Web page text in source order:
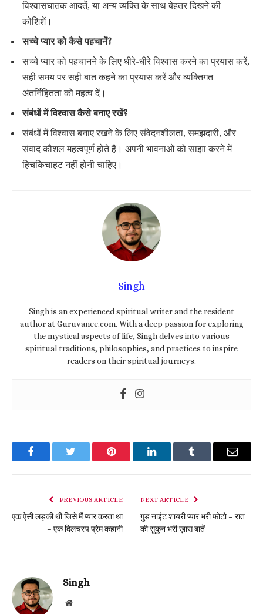
विश्वासघातक आदतें, या अन्य व्यक्ति के साथ बेहतर दिखने की
कोशिशें।
सच्चे प्यार को कैसे पहचानें?
सच्चे प्यार को पहचानने के लिए धीरे-धीरे विश्वास करने का प्रयास करें,
सही समय पर सही बात कहने का प्रयास करें और व्यक्तिगत
अंतर्निहितता को महत्व दें।
संबंधों में विश्वास कैसे बनाए रखें?
संबंधों में विश्वास बनाए रखने के लिए संवेदनशीलता, समझदारी, और
संवाद कौशल महत्वपूर्ण होते हैं। अपनी भावनाओं को साझा करने में
हिचकिचाहट नहीं होनी चाहिए।
Singh
Singh is an experienced spiritual writer and the resident
author at Guruvanee.com. With a deep passion for exploring
the mystical aspects of life, Singh delves into various
spiritual traditions, philosophies, and practices to inspire
readers on their spiritual journeys.
FacebookTwitter Pinterest LinkedInTumblr Email
PREVIOUS ARTICLE
एक ऐसी लड़की थी जिसे मैं प्यार करता था
– एक दिलचस्प प्रेम कहानी
NEXT ARTICLE
गुड नाईट शायरी प्यार भरी फोटो – रात
की सुकून भरी ख़ास बातें
Singh
Website